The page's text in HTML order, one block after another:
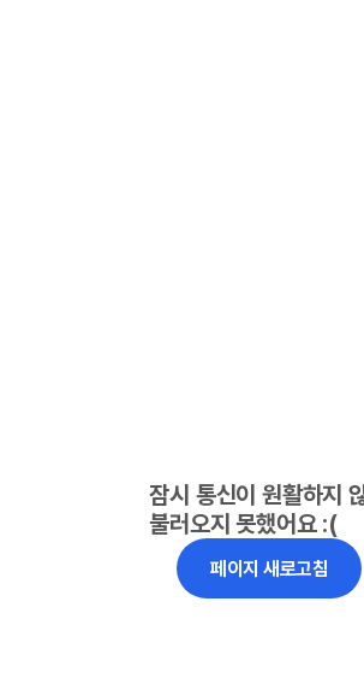
잠시 통신이 원활하지
불러오지 못했어요 :(
페이지 새로고침